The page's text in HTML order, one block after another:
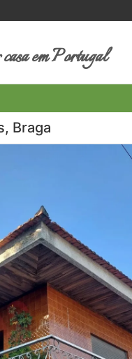
em Portugal
Braga